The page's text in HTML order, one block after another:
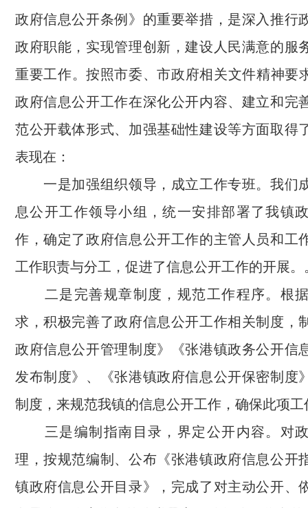
政府信息公开条例》的重要举措，是深入推行
政府职能，实现管理创新，建设人民满意的服
重要工作。按照市委、市政府相关文件精神要
政府信息公开工作在深化公开内容、建立和完
范公开载体形式、加强基础性建设等方面取得
表现在：
一是加强组织领导，成立工作专班。我们
息公开工作领导小组，统一安排部署了我镇
作，确定了政府信息公开工作的主管人员和工
工作职责与分工，促进了信息公开工作的开展。
二是完善规章制度，规范工作程序。根
求，积极完善了政府信息公开工作相关制度，
政府信息公开管理制度》《张港镇政务公开信
发布制度》、《张港镇政府信息公开保密制度
制度，来规范我镇的信息公开工作，确保此项
三是编制指南目录，界定公开内容。对
理，按规范编制、公布《张港镇政府信息公开
镇政府信息公开目录》，完成了对主动公开、